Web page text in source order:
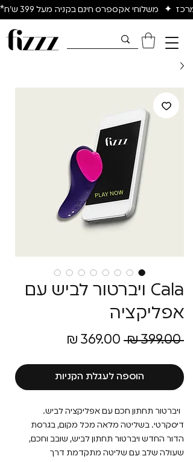
✦   משלוחי אקספרס חינם בקניה מעל 399 ש״ח*
Cala ויברטור לביש עם
אפליקציה
‏399.00 ‏₪
מחיר
הוספה לעגלת הקניות
ויברטור תחתון חכם עם אפליקציה לביש.
דיסקרטי. בשליטה מלאה מכל מקום, בגרסת
הדור החדש ויברטור תחתון לביש, שובב וחכם,
שעולה שלב עם שליטה מתקדמת דרך